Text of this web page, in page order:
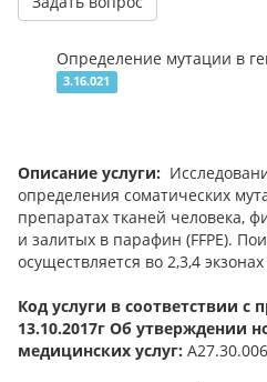
Определение мутации в
3.16.021
Описание услуги:
определения соматических
препаратах тканей человека,
и залитых в парафин (FFPE).
осуществляется во 2,3,4
Код услуги в соответствии
13.10.2017г Об утверждении
медицинских услуг: А27.30.006